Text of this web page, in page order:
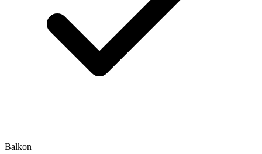
Balkon